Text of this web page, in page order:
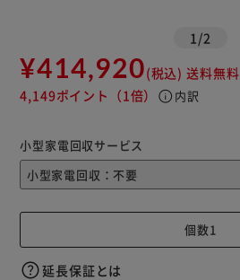
1 /2
¥414,920(税込) 送料無料
4,149ポイント （1倍） info 内訳
小型家電回収サービス
延長保証とは